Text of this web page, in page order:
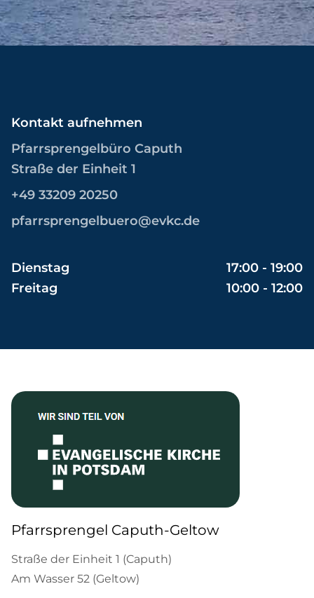
Kontakt aufnehmen
Pfarrsprengelbüro Caputh
Straße der Einheit 1
+49 33209 20250
pfarrsprengelbuero@evkc.de
Dienstag
17:00 - 19:00
Freitag
10:00 - 12:00
Pfarrsprengel Caputh-Geltow
Straße der Einheit 1 (Caputh)
Am Wasser 52 (Geltow)